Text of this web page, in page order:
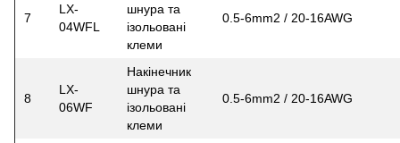
7
LX-
04WFL
шнура та
ізольовані
клеми
0.5-6mm2 / 20-16AWG
8
LX-
06WF
Накінечник
шнура та
ізольовані
клеми
0.5-6mm2 / 20-16AWG